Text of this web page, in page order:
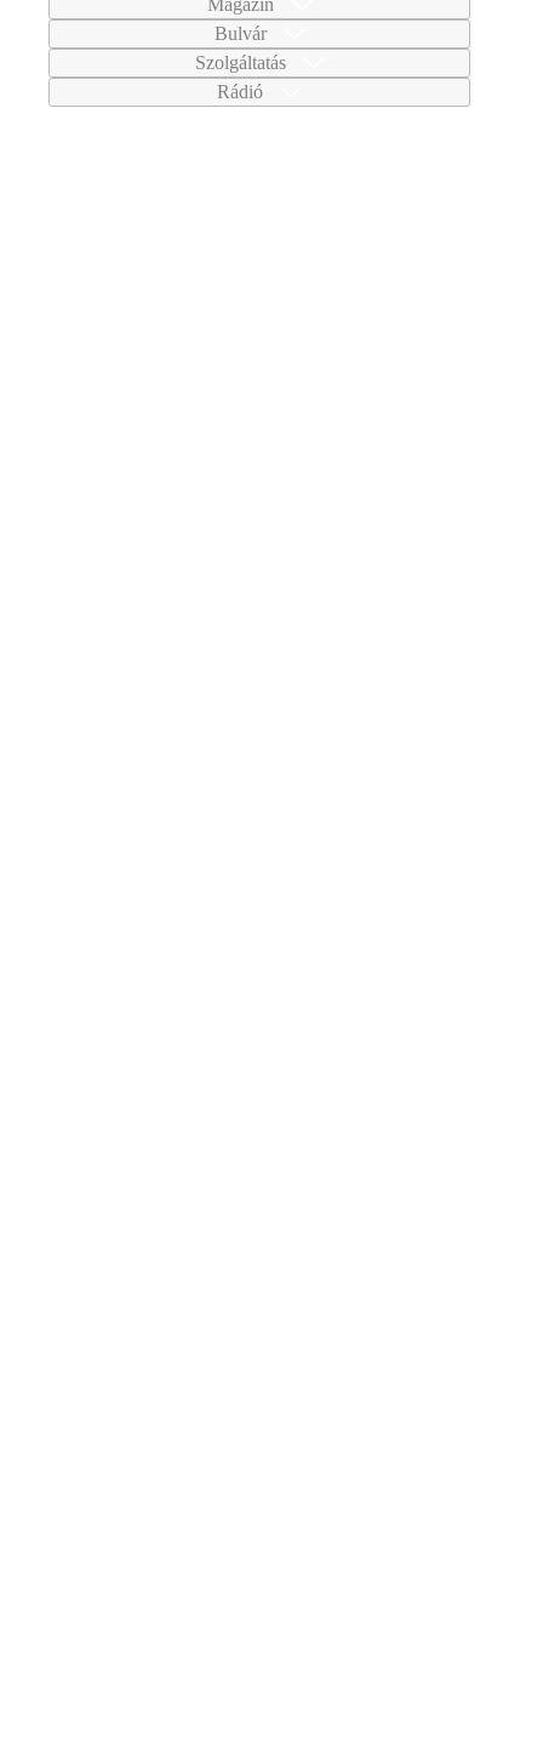
Bulvár
Szolgáltatás
Rádió